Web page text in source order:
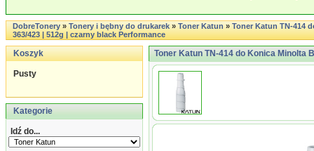
DobreTonery»Tonery i bębny do drukarek»Toner Katun»Toner Katun TN-414
363/423 | 512g | czarny black Performance
Koszyk
Pusty
Kategorie
Idź do...
Toner Katun TN-414 do Konica Minolta